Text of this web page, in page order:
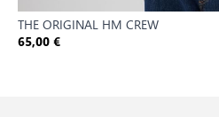
THE ORIGINAL HM CREW
65,00 €